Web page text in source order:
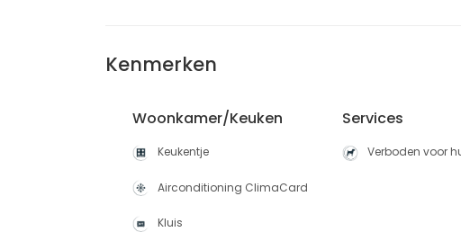
Kenmerken
Woonkamer/Keuken
Keukentje
Airconditioning ClimaCard
Kluis
Services
Verboden voor